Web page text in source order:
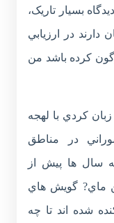
بسيار تاريک،
دارند در ارزيابي
کرده باشد من
کردي با لهجه
در مناطق
سال ها پيش از
ماي? گويش هاي
شده اند تا چه